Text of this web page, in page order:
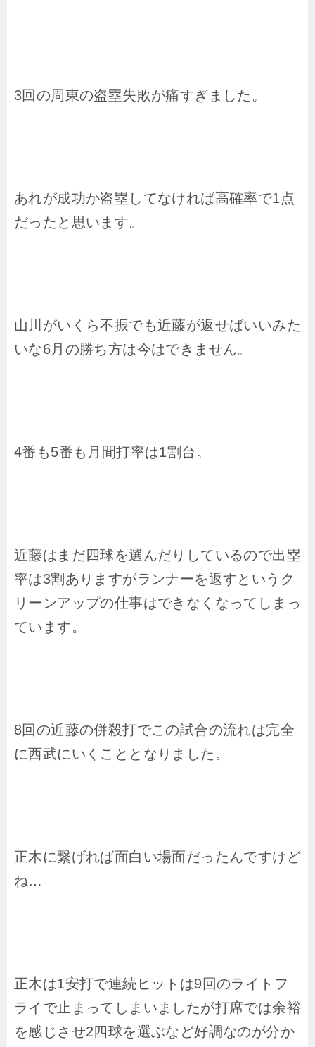
3回の周東の盗塁失敗が痛すぎました。
あれが成功か盗塁してなければ高確率で1点
だったと思います。
山川がいくら不振でも近藤が返せばいいみた
いな6月の勝ち方は今はできません。
4番も5番も月間打率は1割台。
近藤はまだ四球を選んだりしているので出塁
率は3割ありますがランナーを返すというク
リーンアップの仕事はできなくなってしまっ
ています。
8回の近藤の併殺打でこの試合の流れは完全
に西武にいくこととなりました。
正木に繋げれば面白い場面だったんですけど
ね…
正木は1安打で連続ヒットは9回のライトフ
ライで止まってしまいましたが打席では余裕
を感じさせ2四球を選ぶなど好調なのが分か